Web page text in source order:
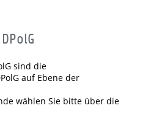
sind die
auf Ebene der
wählen Sie bitte über die